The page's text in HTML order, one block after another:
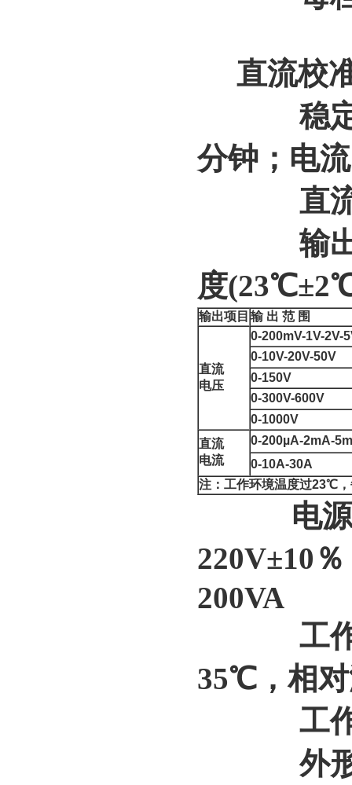
直流校
稳定性:
分钟；电
直流纹
输出电
度
输出项目 输 出 范 围
直流
电压
0-200mV-1V-2V-
0-10V-20V-50V
0-150V
0-300V-600V
0-1000V
直流
电流
0-200µA-2mA-
0-10A-30A
注：工作环境温度过23℃
电源功
220V±10
200VA
工作环
35℃，相
工作时
外形尺